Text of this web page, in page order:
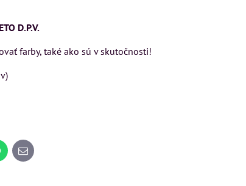
D.P.V.
farby, také ako sú v skutočnosti!
E-
mail